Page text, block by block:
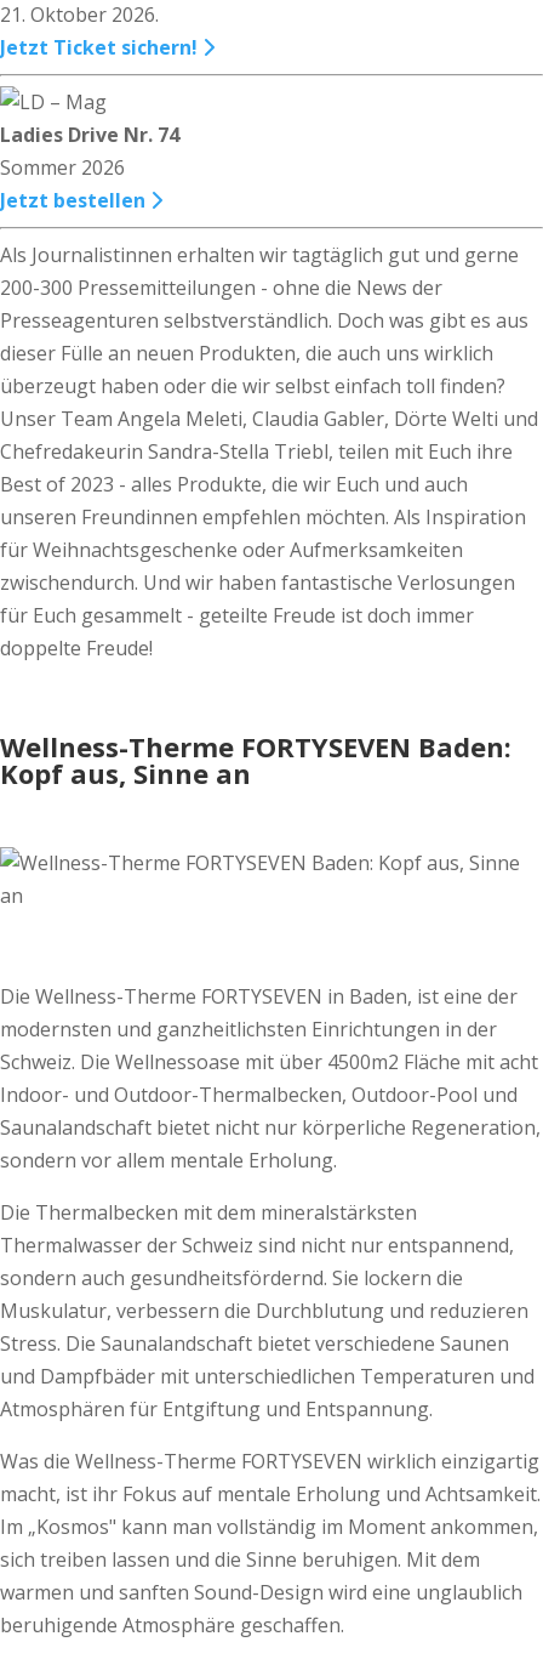
21. Oktober 2026.
Jetzt Ticket sichern!
Ladies Drive Nr. 74
Sommer 2026
Jetzt bestellen
Als Journalistinnen erhalten wir tagtäglich gut und gerne
200-300 Pressemitteilungen - ohne die News der
Presseagenturen selbstverständlich. Doch was gibt es aus
dieser Fülle an neuen Produkten, die auch uns wirklich
überzeugt haben oder die wir selbst einfach toll finden?
Unser Team Angela Meleti, Claudia Gabler, Dörte Welti und
Chefredakeurin Sandra-Stella Triebl, teilen mit Euch ihre
Best of 2023 - alles Produkte, die wir Euch und auch
unseren Freundinnen empfehlen möchten. Als Inspiration
für Weihnachtsgeschenke oder Aufmerksamkeiten
zwischendurch. Und wir haben fantastische Verlosungen
für Euch gesammelt - geteilte Freude ist doch immer
doppelte Freude!
Wellness-Therme FORTYSEVEN Baden:
Kopf aus, Sinne an
Die Wellness-Therme FORTYSEVEN in Baden, ist eine der
modernsten und ganzheitlichsten Einrichtungen in der
Schweiz. Die Wellnessoase mit über 4500m2 Fläche mit acht
Indoor- und Outdoor-Thermalbecken, Outdoor-Pool und
Saunalandschaft bietet nicht nur körperliche Regeneration,
sondern vor allem mentale Erholung.
Die Thermalbecken mit dem mineralstärksten
Thermalwasser der Schweiz sind nicht nur entspannend,
sondern auch gesundheitsfördernd. Sie lockern die
Muskulatur, verbessern die Durchblutung und reduzieren
Stress. Die Saunalandschaft bietet verschiedene Saunen
und Dampfbäder mit unterschiedlichen Temperaturen und
Atmosphären für Entgiftung und Entspannung.
Was die Wellness-Therme FORTYSEVEN wirklich einzigartig
macht, ist ihr Fokus auf mentale Erholung und Achtsamkeit.
Im „Kosmos" kann man vollständig im Moment ankommen,
sich treiben lassen und die Sinne beruhigen. Mit dem
warmen und sanften Sound-Design wird eine unglaublich
beruhigende Atmosphäre geschaffen.